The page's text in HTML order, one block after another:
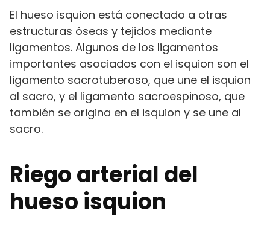
El hueso isquion está conectado a otras
estructuras óseas y tejidos mediante
ligamentos. Algunos de los ligamentos
importantes asociados con el isquion son el
ligamento sacrotuberoso, que une el isquion
al sacro, y el ligamento sacroespinoso, que
también se origina en el isquion y se une al
sacro.
Riego arterial del
hueso isquion